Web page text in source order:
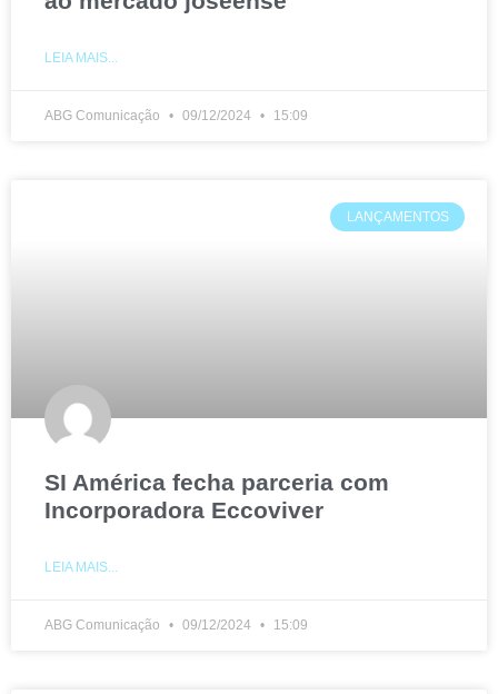
LEIA MAIS...
ABG Comunicação 09/12/2024 15:09
LANÇAMENTOS
SI América fecha parceria com
Incorporadora Eccoviver
LEIA MAIS...
ABG Comunicação 09/12/2024 15:09